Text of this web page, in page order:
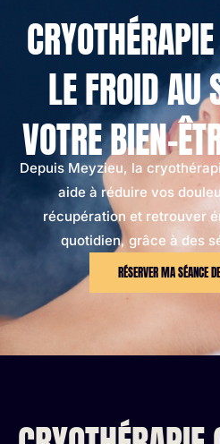
LE FROID AU
VOTRE BIEN-
Depuis Meyzieu, la
aide à réduire vos
récupération et retrouver
quotidien, grâce à des
RÉSERVER MA SÉANCE